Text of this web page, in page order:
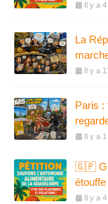
Il y a 4
La
Il y a
Paris :
Il y a 1
🇬🇵
Il y a 4